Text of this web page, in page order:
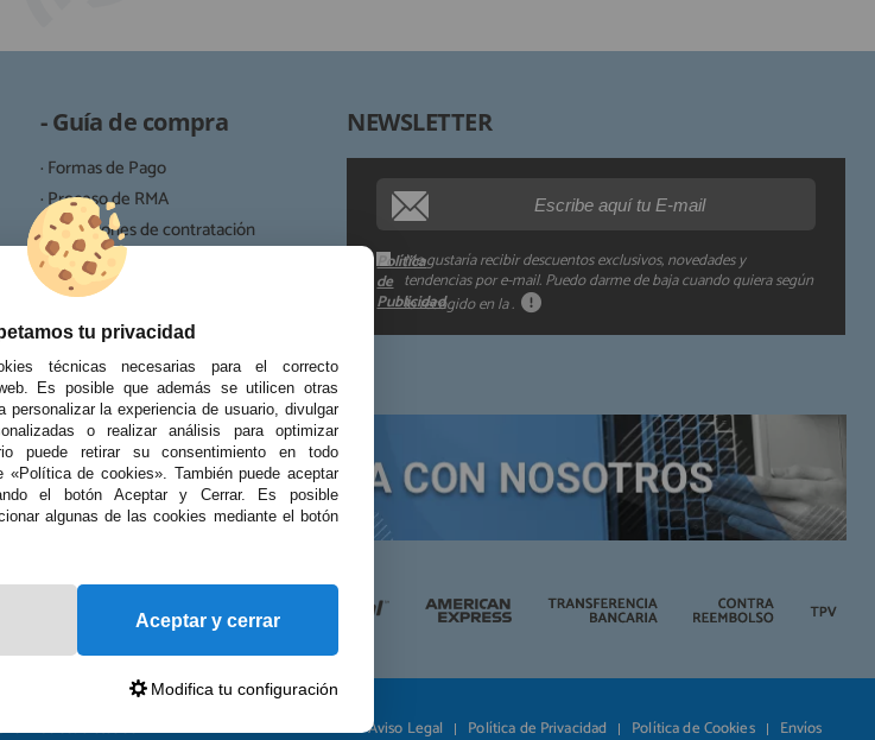
- Guía de compra
· Formas de Pago
· Proceso de RMA
· Condiciones de contratación
· Política de devoluciones
· Resolución de Litigios en Línea
NEWSLETTER
Me gustaría recibir descuentos exclusivos, novedades y
tendencias por e-mail. Puedo darme de baja cuando quiera según
lo recogido en la
Política
de
Publicidad
.
Derechos:
Información adicional:
Preciosadictos.com Aviso Legal Política de Privacidad Política de Cookies Envíos
tu privacidad
técnicas necesarias para el correcto
Es posible que además se utilicen otras
personalizar la experiencia de usuario, divulgar
o realizar análisis para optimizar
puede retirar su consentimiento en todo
«Política de cookies». También puede aceptar
el botón Aceptar y Cerrar. Es posible
algunas de las cookies mediante el botón
Aceptar y cerrar
Modifica tu configuración